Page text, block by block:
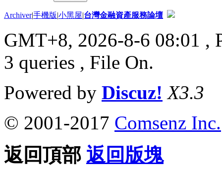
Archiver|手機版|小黑屋|台灣金融資產服務論壇
GMT+8, 2026-8-6 08:01 ,
3 queries , File On.
Powered by Discuz! X3.3
© 2001-2017 Comsenz Inc.
返回頂部 返回版塊